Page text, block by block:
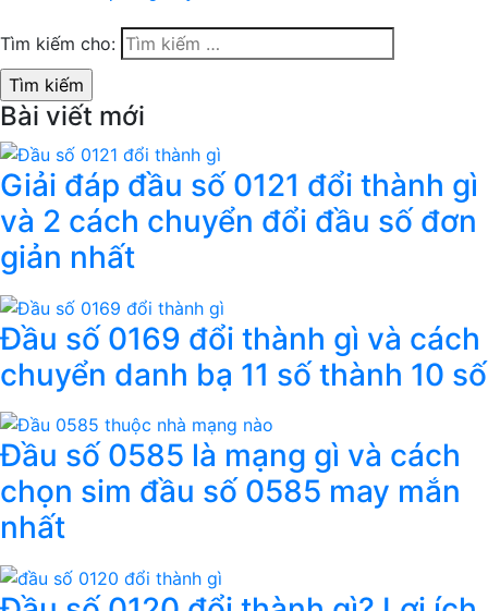
Tìm kiếm cho:
Bài viết mới
Giải đáp đầu số 0121 đổi thành gì
và 2 cách chuyển đổi đầu số đơn
giản nhất
Đầu số 0169 đổi thành gì và cách
chuyển danh bạ 11 số thành 10 số
Đầu số 0585 là mạng gì và cách
chọn sim đầu số 0585 may mắn
nhất